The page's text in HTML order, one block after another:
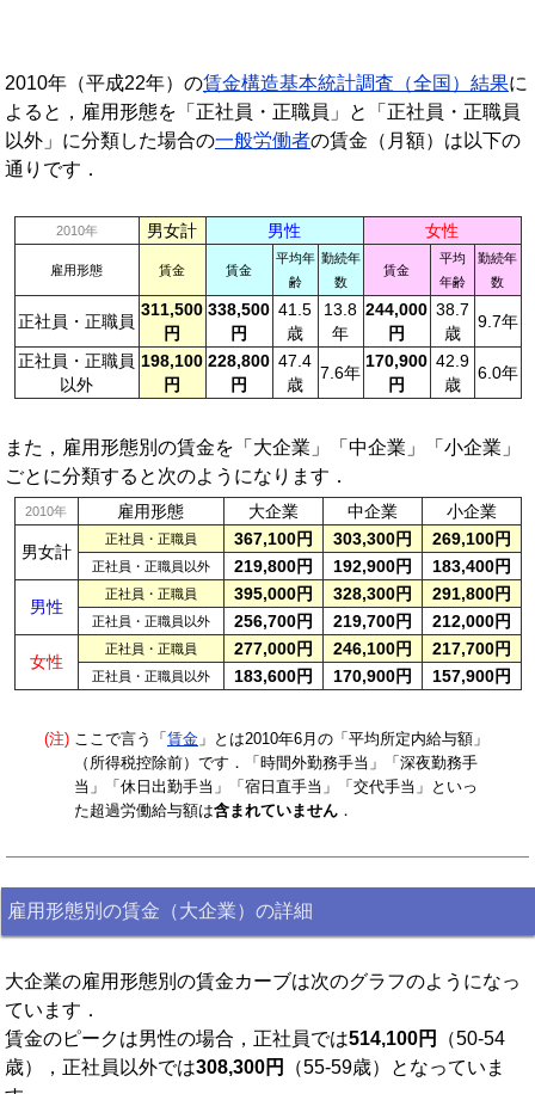
2010年（平成22年）の賃金構造基本統計調査（全国）結果に
よると，雇用形態を「正社員・正職員」と「正社員・正職員
以外」に分類した場合の一般労働者の賃金（月額）は以下の
通りです．
2010年 男女計 男性 女性
雇用形態 賃金 賃金
平均年
齢
勤続年
数
賃金
平均
年齢
勤続年
数
正社員・正職員
311,500
円
338,500
円
41.5
歳
13.8
年
244,000
円
38.7
歳
9.7年
正社員・正職員
以外
198,100
円
228,800
円
47.4
歳
7.6年
170,900
円
42.9
歳
6.0年
また，雇用形態別の賃金を「大企業」「中企業」「小企業」
ごとに分類すると次のようになります．
2010年 雇用形態 大企業 中企業 小企業
男女計
正社員・正職員 367,100円 303,300円 269,100円
正社員・正職員以外 219,800円 192,900円 183,400円
男性
正社員・正職員 395,000円 328,300円 291,800円
正社員・正職員以外 256,700円 219,700円 212,000円
女性
正社員・正職員 277,000円 246,100円 217,700円
正社員・正職員以外 183,600円 170,900円 157,900円
(注) ここで言う「 賃金 」とは2010年6月の「平均所定内給与額」
（所得税控除前）です．「時間外勤務手当」「深夜勤務手
当」「休日出勤手当」「宿日直手当」「交代手当」といっ
た超過労働給与額は含まれていません ．
雇用形態別の賃金（大企業）の詳細
大企業の雇用形態別の賃金カーブは次のグラフのようになっ
ています．
賃金のピークは男性の場合，正社員では514,100円
（50-54
歳），正社員以外では308,300円
（55-59歳）となっていま